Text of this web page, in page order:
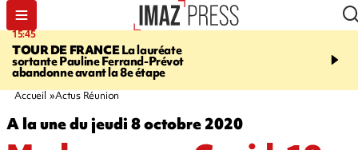
15:45
TOUR DE FRANCELa lauréate
sortante Pauline Ferrand-Prévot
abandonne avant la 8e étape
20:17
routière, concours de
Accueil Actus Réunion
A la une du jeudi 8 octobre 2020